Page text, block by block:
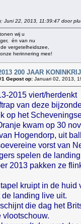
Juni 22, 2013, 11:39:47 door
wij u
én van nu
vergetelheidszee,
herinnering mee!
200 JAAR
Gepost op: Januari 02, 2013,
2015 viert/
van deze
op het
kwam op 30
Hogendorp, uit
vorst van
spelen de
2013 pakken ze
kruipt in de
de landing live uit.
die dag het
vlootschouw.